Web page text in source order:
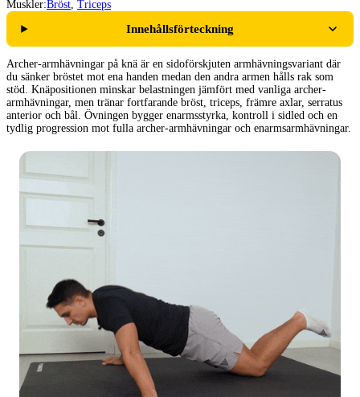
Muskler:Bröst, Triceps
Innehållsförteckning
Archer-armhävningar på knä är en sidoförskjuten armhävningsvariant där
du sänker bröstet mot ena handen medan den andra armen hålls rak som
stöd. Knäpositionen minskar belastningen jämfört med vanliga archer-
armhävningar, men tränar fortfarande bröst, triceps, främre axlar, serratus
anterior och bål. Övningen bygger enarmsstyrka, kontroll i sidled och en
tydlig progression mot fulla archer-armhävningar och enarmsarmhävningar.